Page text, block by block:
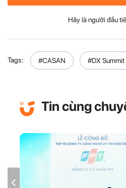
Hãy là người đầu
Tags: #CASAN #DX
Tin cùng